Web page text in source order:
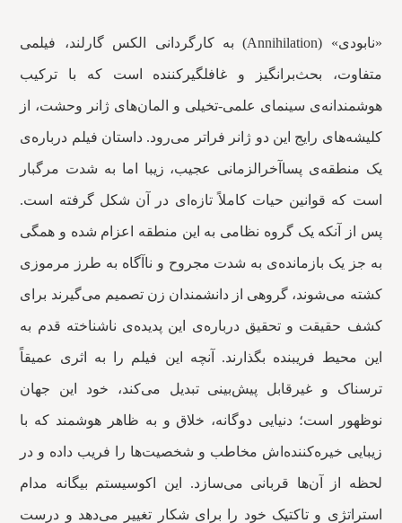
«نابودی» (Annihilation) به کارگردانی الکس گارلند، فیلمی
متفاوت، بحث‌برانگیز و غافلگیرکننده است که با ترکیب
هوشمندانه‌ی سینمای علمی-تخیلی و المان‌های ژانر وحشت، از
کلیشه‌های رایج این دو ژانر فراتر می‌رود. داستان فیلم درباره‌ی
یک منطقه‌ی پساآخرالزمانی عجیب، زیبا اما به شدت مرگبار
است که قوانین حیات کاملاً تازه‌ای در آن شکل گرفته است.
پس از آنکه یک گروه نظامی به این منطقه اعزام شده و همگی
به جز یک بازمانده‌ی به شدت مجروح و ناآگاه به طرز مرموزی
کشته می‌شوند، گروهی از دانشمندان زن تصمیم می‌گیرند برای
کشف حقیقت و تحقیق درباره‌ی این پدیده‌ی ناشناخته قدم به
این محیط فریبنده بگذارند. آنچه این فیلم را به اثری عمیقاً
ترسناک و غیرقابل پیش‌بینی تبدیل می‌کند، خود این جهان
نوظهور است؛ دنیایی دوگانه، خلاق و به ظاهر هوشمند که با
زیبایی خیره‌کننده‌اش مخاطب و شخصیت‌ها را فریب داده و در
لحظه از آن‌ها قربانی می‌سازد. این اکوسیستم بیگانه مدام
استراتژی و تاکتیک خود را برای شکار تغییر می‌دهد و درست